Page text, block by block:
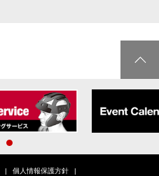
1
個人情報保護方針